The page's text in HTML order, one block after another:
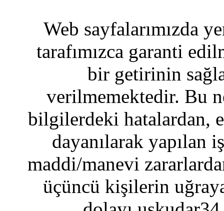
Web sayfalarımızda
tarafımızca garanti
bir getirinin
verilmemektedir. Bu
bilgilerdeki hatalardan,
dayanılarak yapılan
maddi/manevi
üçüncü kişilerin